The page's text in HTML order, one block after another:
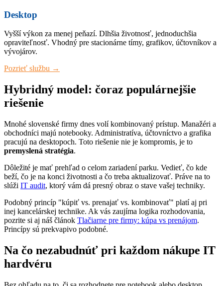
Desktop
Vyšší výkon za menej peňazí. Dlhšia životnosť, jednoduchšia
opraviteľnosť. Vhodný pre stacionárne tímy, grafikov, účtovníkov a
vývojárov.
Pozrieť službu →
Hybridný model: čoraz populárnejšie
riešenie
Mnohé slovenské firmy dnes volí kombinovaný prístup. Manažéri a
obchodníci majú notebooky. Administratíva, účtovníctvo a grafika
pracujú na desktopoch. Toto riešenie nie je kompromis, je to
premyslená stratégia.
Dôležité je mať prehľad o celom zariadení parku. Vedieť, čo kde
beží, čo je na konci životnosti a čo treba aktualizovať. Práve na to
slúži IT audit, ktorý vám dá presný obraz o stave vašej techniky.
Podobný princíp "kúpiť vs. prenajať vs. kombinovať" platí aj pri
inej kancelárskej technike. Ak vás zaujíma logika rozhodovania,
pozrite si aj náš článok Tlačiarne pre firmy: kúpa vs prenájom.
Princípy sú prekvapivo podobné.
Na čo nezabudnúť pri každom nákupe IT
hardvéru